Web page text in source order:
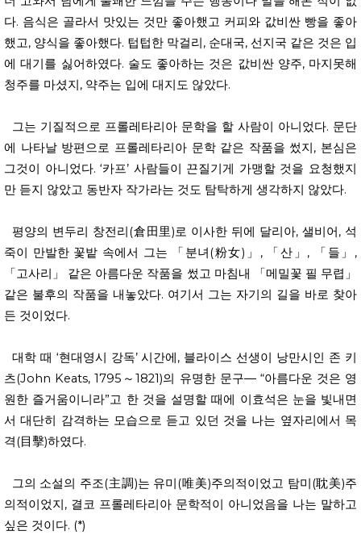
다. 음식은 골라서 맛있는 것만 좋아했고 커피와 값비싼 빵을 좋아
했고, 양식을 좋아했다. 텁텁한 막걸리, 순대국, 선지국 같은 것은 입
에 대기를 싫어하였다. 술도 좋아하는 것은 값비싼 양주, 마지못해
청주를 마셨지, 약주는 입에 대지도 않았다.
그는 기질적으로 프롤레타리아 문학을 할 사람이 아니었다. 문단
에 나타날 방편으로 프롤레타리아 문학 같은 작품을 썼지, 본심은
그것이 아니었다. ‘카프’ 사람들이 끈질기게 가맹할 것을 요청했지
만 듣지 않았고 동반자 작가라는 것도 탐탁하게 생각하지 않았다.
평양의 변두리 창전리(倉田里)로 이사한 뒤에 달리아, 샐비어, 석
죽이 만발한 꽃밭 속에서 그는 「분녀(粉女)」, 「산」, 「들」,
「고사리」 같은 아름다운 작품을 썼고 마침내 「메밀꽃 필 무렵」
같은 불후의 작품을 내놓았다. 여기서 그는 자기의 길을 바로 찾아
든 것이었다.
대학 때 ‘현대영시 강독’ 시간에, 블라이스 선생이 낭만시인 존 키
츠(John Keats, 1795～1821)의 유명한 문구― “아름다운 것은 영
원한 즐거움이니라”고 한 것을 설명할 때에 이효석은 눈을 빛내면
서 대단히 감격하는 모습으로 듣고 있던 것을 나는 옆자리에서 목
격(目擊)하였다.
그의 소설의 주조(主調)는 유미(唯美)주의적이었고 탐미(耽美)주
의적이었지, 결코 프롤레타리아 문학적이 아니었음을 나는 말하고
싶은 것이다. (*)